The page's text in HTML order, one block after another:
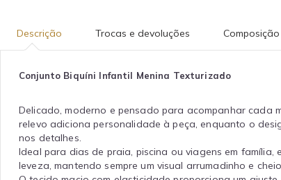
Descrição Trocas e devoluções
Conjunto Biquíni Infantil Menina Texturizado
Delicado, moderno e pensado para acompanhar cada
relevo adiciona personalidade à peça, enquanto o
nos detalhes.
Ideal para dias de praia, piscina ou viagens em
leveza, mantendo sempre um visual arrumadinho e